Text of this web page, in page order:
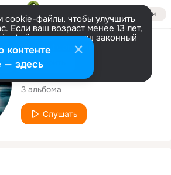
Войти
cookie-файлы, чтобы улучшить
Если ваш возраст менее 13 лет,
файлы должен ваш законный
Больше информации
Настроить
Исполнитель
PAPA SANTA
3 альбома
Слушать
контенте
— здесь